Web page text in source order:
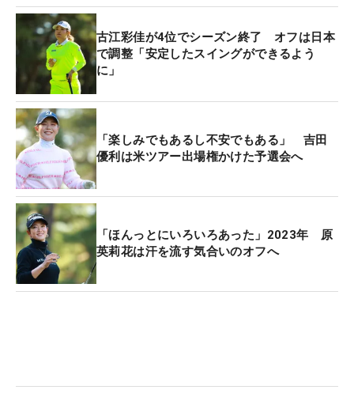
たしたが、優勝を掴み切ることはできなかった。
「波が少なかったのは良いこと。でも、短所は確実
に上がってきているけれど、長所が突き抜けない
と、今の時代は勝てない。5～10年は自分のクセを
最小限にする取り組み方をしたけれど、これからの
時代は長所が抜き出ていかないとと」
年間女王の決め方が賞金ランキングからポイントに
よるメルセデス・ランキングに完全に変わってから
今年で2年目。「上位に行った時のポイントをどれ
だけ稼ぐかを考えたときには、いいか悪いかでもい
いから、いいときに突き抜けないと厳しいと感じ
た」という。波が多少あっても“爆発力”が欲しい。
古江彩佳が4位でシーズン終了 オフは日本
で調整「安定したスイングができるよう
に」
「楽しみでもあるし不安でもある」 吉田
優利は米ツアー出場権かけた予選会へ
「ほんっとにいろいろあった」2023年 原
英莉花は汗を流す気合いのオフへ